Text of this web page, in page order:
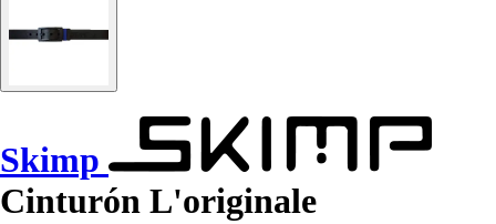
Skimp
Cinturón L'originale